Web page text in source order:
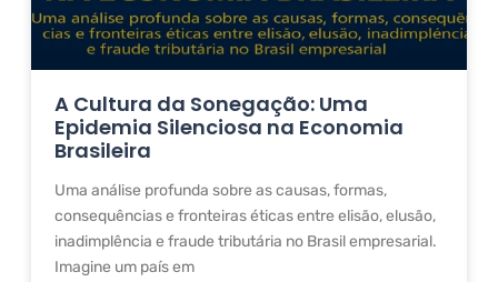
A Cultura da Sonegação: Uma
Epidemia Silenciosa na Economia
Brasileira
Uma análise profunda sobre as causas, formas,
consequências e fronteiras éticas entre elisão, elusão,
inadimplência e fraude tributária no Brasil empresarial.
Imagine um país em